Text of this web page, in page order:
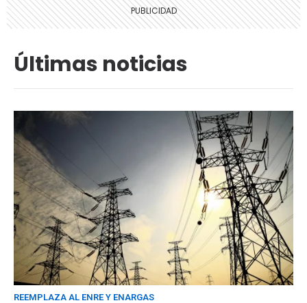
Últimas noticias
REEMPLAZA AL ENRE Y ENARGAS